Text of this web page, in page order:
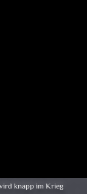
knapp im Krieg